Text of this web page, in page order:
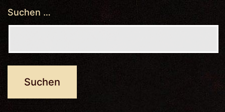
Suchen …